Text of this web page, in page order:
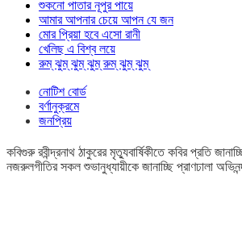
শুকনো পাতার নূপুর পায়ে
আমার আপনার চেয়ে আপন যে জন
মোর প্রিয়া হবে এসো রানী
খেলিছ এ বিশ্ব লয়ে
রুম্ ঝুম্ ঝুম্ ঝুম্ রুম্ ঝুম্ ঝুম্
নোটিশ বোর্ড
বর্ণানুক্রমে
জনপ্রিয়
কবিগুরু রবীন্দ্রনাথ ঠাকুরের মৃত্যুবার্ষিকীতে কবির প্রতি
নজরুলগীতির সকল শুভানুধ্যায়ীকে জানাচ্ছি প্রাণঢালা